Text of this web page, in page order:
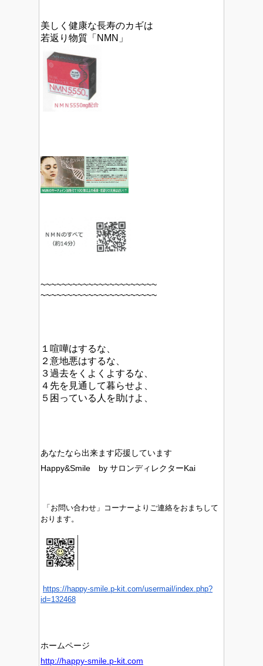
美しく健康な長寿のカギは
若返り物質「NMN」
~~~~~~~~~~~~~~~~~~~~~~
~~~~~~~~~~~~~~~~~~~~~~
１喧嘩はするな、
２意地悪はするな、
３過去をくよくよするな、
４先を見通して暮らせよ、
５困っている人を助けよ、
あなたなら出来ます応援しています
Happy&Smile by サロンディレクターKai
「お問い合わせ」コーナーよりご連絡をおまちして
おります。
https://happy-smile.p-kit.com/usermail/index.php?
id=132468
ホームページ
http://happy-smile.p-kit.com